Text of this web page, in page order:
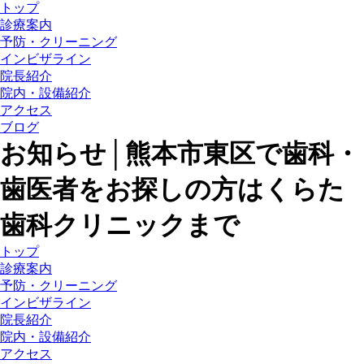
トップ
診療案内
予防・クリーニング
インビザライン
院長紹介
院内・設備紹介
アクセス
ブログ
お知らせ│熊本市東区で歯科・
歯医者をお探しの方はくらた
歯科クリニックまで
トップ
診療案内
予防・クリーニング
インビザライン
院長紹介
院内・設備紹介
アクセス